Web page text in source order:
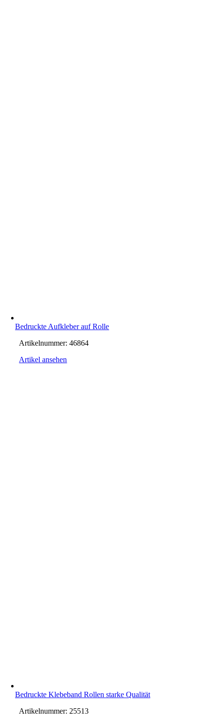
Bedruckte Aufkleber auf Rolle
Artikelnummer:46864
Artikel ansehen
Bedruckte Klebeband Rollen starke Qualität
Artikelnummer: 25513